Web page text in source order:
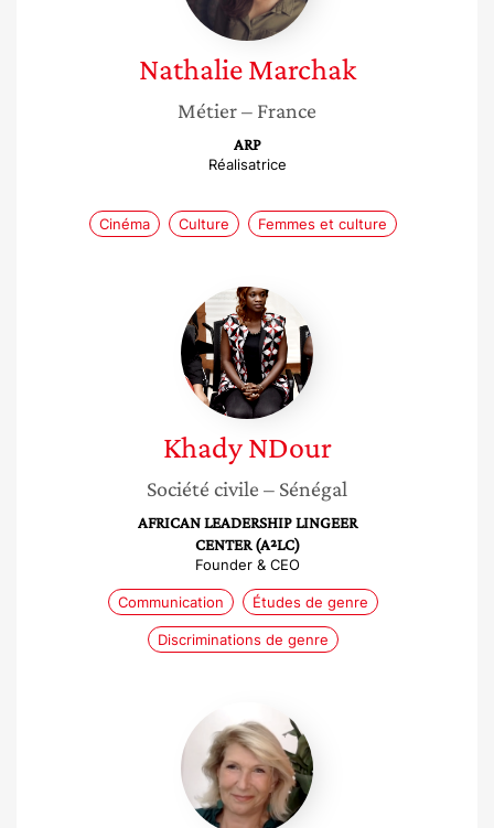
Nathalie Marchak
Métier– France
ARP
Réalisatrice
Cinéma Culture Femmes et culture
Khady
NDour
Khady NDour
Société civile – Sénégal
AFRICAN LEADERSHIP LINGEER
CENTER (A²LC)
Founder & CEO
Communication Études de genre
Discriminations de genre
Brigitte
Gervais